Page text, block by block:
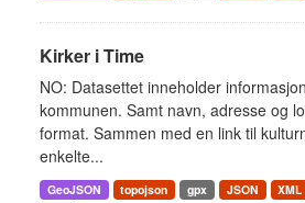
Kirker i Time
NO: Datasettet inneholder
kommunen. Samt navn, adresse og
format. Sammen med en link til
enkelte...
GeoJSON topojson gpx JSON XML